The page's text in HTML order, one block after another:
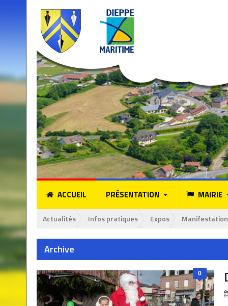
ACCUEIL PRÉSENTATION MAIRIE
Actualités Infos pratiques Expos
Archive
0